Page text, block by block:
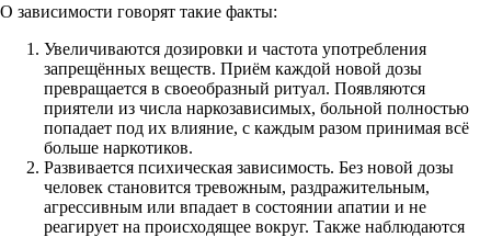
О зависимости говорят такие факты:
Увеличиваются дозировки и частота употребления
запрещённых веществ. Приём каждой новой дозы
превращается в своеобразный ритуал. Появляются
приятели из числа наркозависимых, больной полностью
попадает под их влияние, с каждым разом принимая всё
больше наркотиков.
Развивается психическая зависимость. Без новой дозы
человек становится тревожным, раздражительным,
агрессивным или впадает в состоянии апатии и не
реагирует на происходящее вокруг. Также наблюдаются